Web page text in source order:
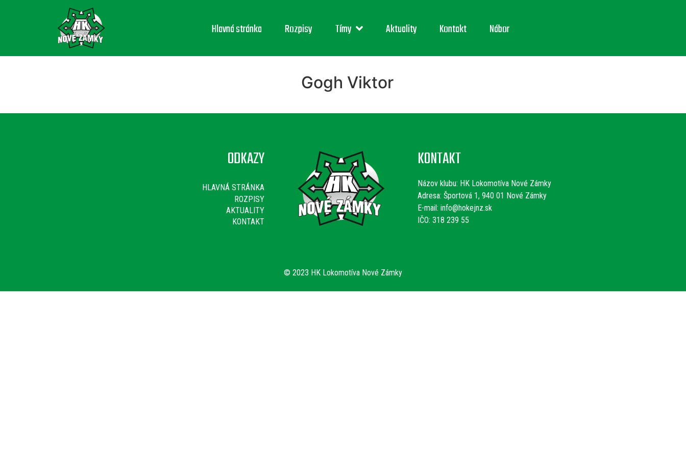
Hlavná stránka Rozpisy Tímy Aktuality Kontakt Nábor
Gogh Viktor
ODKAZY
HLAVNÁ STRÁNKA
ROZPISY
AKTUALITY
KONTAKT
KONTAKT
Názov klubu: HK Lokomotíva Nové Zámky
Adresa: Športová 1, 940 01 Nové Zámky
E-mail: info@hokejnz.sk
IČO: 318 239 55
© 2023 HK Lokomotíva Nové Zámky